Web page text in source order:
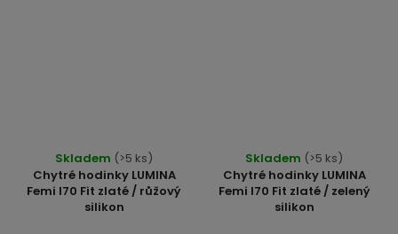
Chytré hodinky LUMINA
Femi I70 Fit zlaté / růžový
silikon
hodnocení
produktu
je
Skladem (>5 ks)
Chytré hodinky LUMINA
Femi I70 Fit zlaté / zelený
silikon
Skladem (>5 ks)